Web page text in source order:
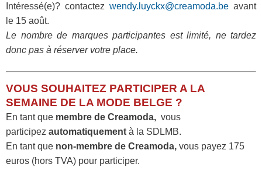
Intéressé(e)? contactez wendy.luyckx@creamoda.be avant
le 15 août.
Le nombre de marques participantes est limité, ne tardez
donc pas à réserver votre place.
VOUS SOUHAITEZ PARTICIPER A LA
SEMAINE DE LA MODE BELGE ?
En tant que membre de Creamoda, vous
participez automatiquement à la SDLMB.
En tant que non-membre de Creamoda, vous payez 175
euros (hors TVA) pour participer.